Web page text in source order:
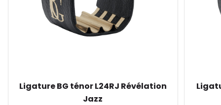
Ligature BG ténor L24RJ Révélation
Jazz